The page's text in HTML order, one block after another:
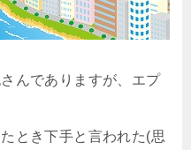
んでありますが、エプ
とき下手と言われた(思